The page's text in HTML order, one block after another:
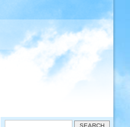
Search